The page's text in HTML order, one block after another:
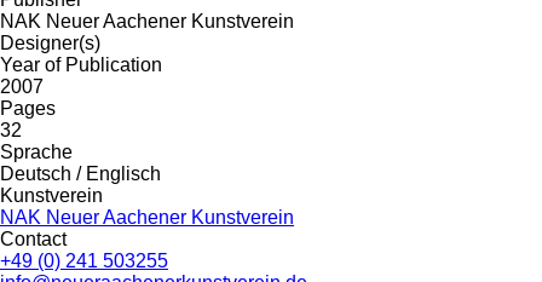
NAK Neuer Aachener Kunstverein
Designer(s)
Year of Publication
2007
Pages
32
Sprache
Deutsch / Englisch
Kunstverein
NAK Neuer Aachener Kunstverein
Contact
+49 (0) 241 503255